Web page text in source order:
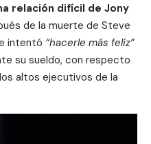
relación difícil de Jony
de la muerte de Steve
intentó “hacerle más feliz”
su sueldo, con respecto
altos ejecutivos de la